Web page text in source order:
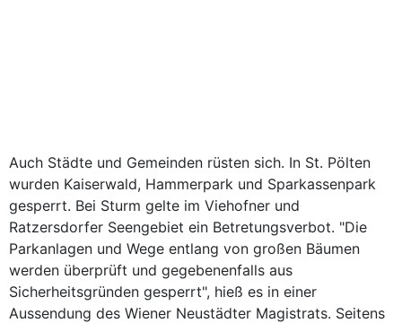
Auch Städte und Gemeinden rüsten sich. In St. Pölten
wurden Kaiserwald, Hammerpark und Sparkassenpark
gesperrt. Bei Sturm gelte im Viehofner und
Ratzersdorfer Seengebiet ein Betretungsverbot. "Die
Parkanlagen und Wege entlang von großen Bäumen
werden überprüft und gegebenenfalls aus
Sicherheitsgründen gesperrt", hieß es in einer
Aussendung des Wiener Neustädter Magistrats. Seitens